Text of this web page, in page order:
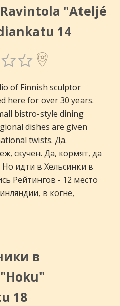
"Ateljé
14
of Finnish sculptor
here for over 30 years.
bistro-style dining
dishes are given
twists. Да.
скучен. Да, кормят, да
Но идти в Хельсинки в
Рейтингов - 12 место
в когне,
в
18